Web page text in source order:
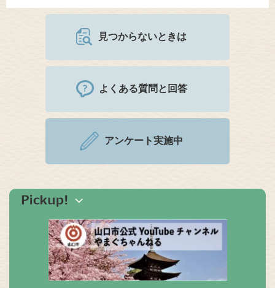
見つからないときは
よくある質問と回答
アンケート実施中